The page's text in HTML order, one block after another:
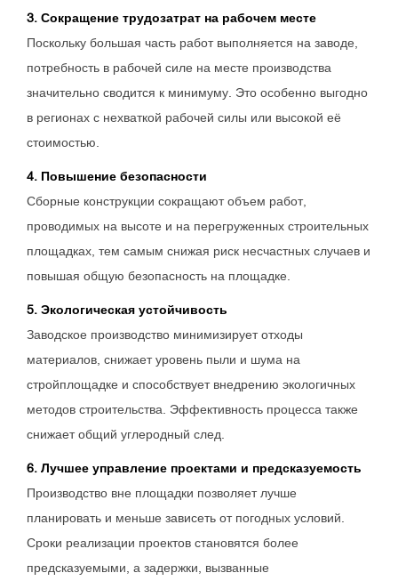
3. Сокращение трудозатрат на рабочем месте
Поскольку большая часть работ выполняется на заводе,
потребность в рабочей силе на месте производства
значительно сводится к минимуму. Это особенно выгодно
в регионах с нехваткой рабочей силы или высокой её
стоимостью.
4. Повышение безопасности
Сборные конструкции сокращают объем работ,
проводимых на высоте и на перегруженных строительных
площадках, тем самым снижая риск несчастных случаев и
повышая общую безопасность на площадке.
5. Экологическая устойчивость
Заводское производство минимизирует отходы
материалов, снижает уровень пыли и шума на
стройплощадке и способствует внедрению экологичных
методов строительства. Эффективность процесса также
снижает общий углеродный след.
6. Лучшее управление проектами и предсказуемость
Производство вне площадки позволяет лучше
планировать и меньше зависеть от погодных условий.
Сроки реализации проектов становятся более
предсказуемыми, а задержки, вызванные